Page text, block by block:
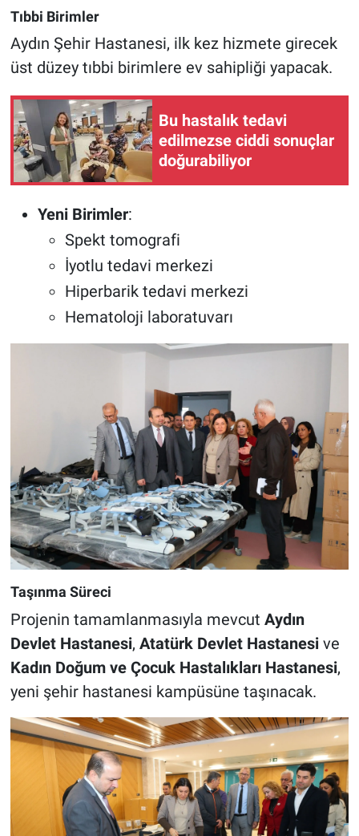
Tıbbi Birimler
Aydın Şehir Hastanesi, ilk kez hizmete girecek
üst düzey tıbbi birimlere ev sahipliği yapacak.
Bu hastalık tedavi
edilmezse ciddi sonuçlar
doğurabiliyor
Yeni Birimler:
Spekt tomografi
İyotlu tedavi merkezi
Hiperbarik tedavi merkezi
Hematoloji laboratuvarı
Taşınma Süreci
Projenin tamamlanmasıyla mevcut Aydın
Devlet Hastanesi, Atatürk Devlet Hastanesive
Kadın Doğum ve Çocuk Hastalıkları Hastanesi,
yeni şehir hastanesi kampüsüne taşınacak.